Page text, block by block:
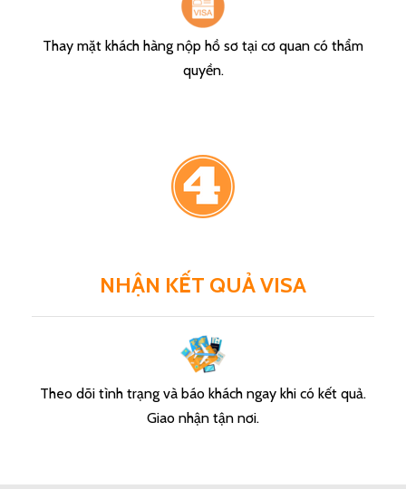
Thay mặt khách hàng nộp hồ sơ tại cơ quan có thẩm
quyền.
NHẬN KẾT QUẢ VISA
Theo dõi tình trạng và báo khách ngay khi có kết quả.
Giao nhận tận nơi.